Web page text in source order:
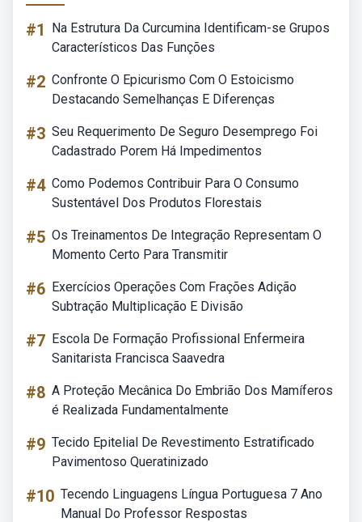
#1
Na Estrutura Da Curcumina Identificam-se Grupos
Característicos Das Funções
#2 Confronte O Epicurismo Com O Estoicismo
Destacando Semelhanças E Diferenças
#3 Seu Requerimento De Seguro Desemprego Foi
Cadastrado Porem Há Impedimentos
#4 Como Podemos Contribuir Para O Consumo
Sustentável Dos Produtos Florestais
#5 Os Treinamentos De Integração Representam O
Momento Certo Para Transmitir
#6 Exercícios Operações Com Frações Adição
Subtração Multiplicação E Divisão
#7 Escola De Formação Profissional Enfermeira
Sanitarista Francisca Saavedra
#8 A Proteção Mecânica Do Embrião Dos Mamíferos
é Realizada Fundamentalmente
#9 Tecido Epitelial De Revestimento Estratificado
Pavimentoso Queratinizado
#10 Tecendo Linguagens Língua Portuguesa 7 Ano
Manual Do Professor Respostas